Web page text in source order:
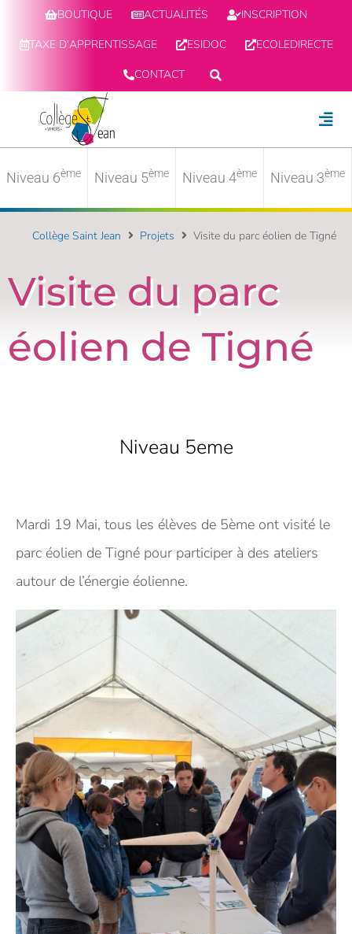
BOUTIQUE ACTUALITÉS
INSCRIPTION
TAXE D'APPRENTISSAGE
ESIDOC
ECOLEDIRECTE
CONTACT
Niveau 6ème Niveau 5ème Niveau 4ème Niveau 3ème
Collège Saint Jean Projets Visite du parc éolien de Tigné
Visite du parc
éolien de Tigné
Niveau 5eme
Mardi 19 Mai, tous les élèves de 5ème ont visité le
parc éolien de Tigné pour participer à des ateliers
autour de l’énergie éolienne.